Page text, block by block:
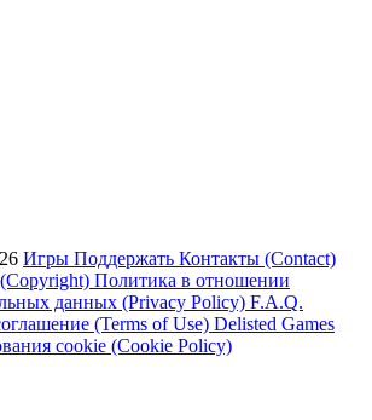
Игры Поддержать Контакты (Contact)
Политика в отношении
данных (Privacy Policy) F.A.Q.
(Terms of Use) Delisted Games
cookie (Cookie Policy)